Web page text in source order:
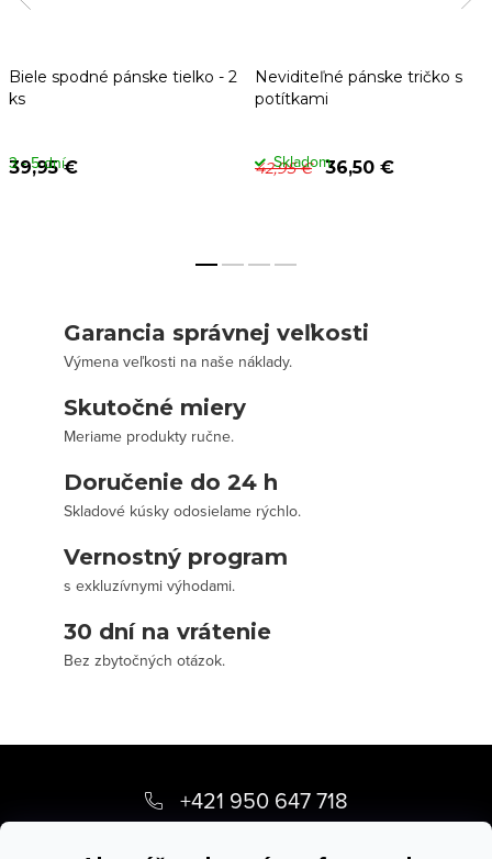
Biele spodné pánske tielko - 2
ks
39,95 €
3 - 5 dní
Neviditeľné pánske tričko s
potítkami
42,95 € 36,50 €
Skladom
Garancia správnej veľkosti
Výmena veľkosti na naše náklady.
Skutočné miery
Meriame produkty ručne.
Doručenie do 24 h
Skladové kúsky odosielame rýchlo.
Vernostný program
s exkluzívnymi výhodami.
30 dní na vrátenie
Bez zbytočných otázok.
p
+421 950 647 718